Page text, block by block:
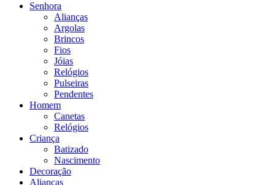
Senhora
Alianças
Argolas
Brincos
Fios
Jóias
Relógios
Pulseiras
Pendentes
Homem
Canetas
Relógios
Criança
Batizado
Nascimento
Decoração
Alianças